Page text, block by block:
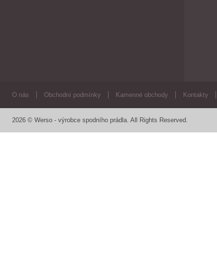
O nás Obchodní podmínky Kamenné obchody Kontakty
2026 © Werso - výrobce spodního prádla. All Rights Reserved.